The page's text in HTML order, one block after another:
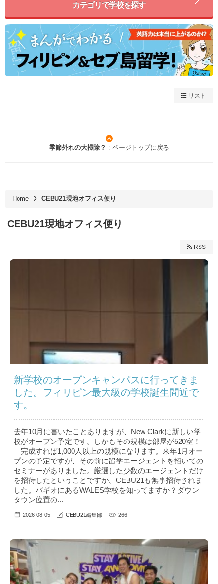
カテゴリで学校を探す
リスト
季節外れの大掃除？ ：ページトップに戻る
Home CEBU21現地オフィス便り
CEBU21現地オフィス便り
RSS
新学校のオープンキャンパスに行ってきま
した。フィリピン最大級の学校誕生間近で
す。
去年10月に書いたことありますが、New Clarkに新しい学
校がオープン予定です。しかもその規模は部屋が520室！
完成すれば1,000人以上の規模になります。来年1月オー
プンの予定ですが、その前に留学エージェントを招いての
セミナーがありました。厳選した少数のエージェントだけ
を招待したということですが、CEBU21も無事招待されま
した。バギオにあるWALES学校を知ってますか？ダウン
タウン位置の...
2026-08-05 CEBU21編集部 266